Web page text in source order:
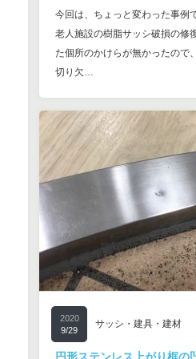
今回は、ちょっと変わった事例
老人施設の樹脂サッシ破損の修
た個所のかけらが無かったので
切り欠…
2020
9/29
サッシ・建具・建材